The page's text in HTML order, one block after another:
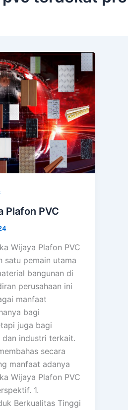
Plafon PVC
Wijaya Plafon PVC
satu pemain utama
bangunan di
perusahaan ini
manfaat
bagi
juga bagi
dan industri terkait.
secara
manfaat adanya
Wijaya Plafon PVC
1.
Berkualitas Tinggi